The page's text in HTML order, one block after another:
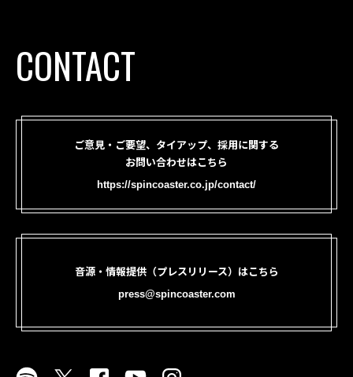
CONTACT
ご意見・ご要望、タイアップ、採用に関する
お問い合わせはこちら
https://spincoaster.co.jp/contact/
音源・情報提供（プレスリリース）はこちら
press@spincoaster.com